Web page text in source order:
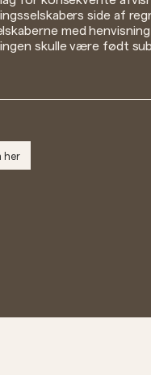
side af
med
skulle være født
her